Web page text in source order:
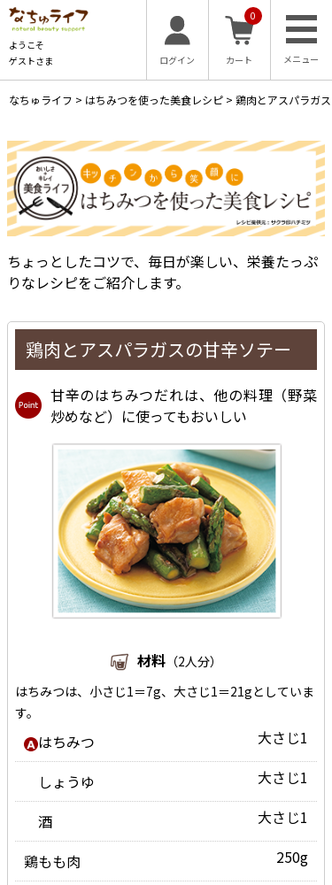
ようこそ
ゲストさま
ログイン
0
カート
なちゅライフ > はちみつを使った美食レシピ > 鶏肉とアスパラガス
ちょっとしたコツで、毎日が楽しい、栄養たっぷ
りなレシピをご紹介します。
鶏肉とアスパラガスの甘辛ソテー
甘辛のはちみつだれは、他の料理（野菜
炒めなど）に使ってもおいしい
材料（2人分）
はちみつは、小さじ1＝7g、大さじ1＝21gとしていま
す。
はちみつ 大さじ1
しょうゆ 大さじ1
酒 大さじ1
鶏もも肉 250g